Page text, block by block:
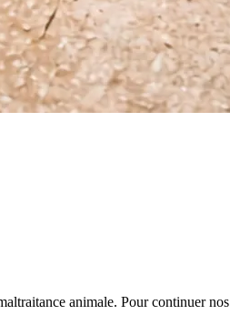
animale. Pour continuer